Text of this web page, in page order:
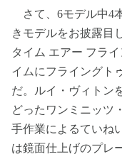
さて、6モデル中4
きモデルをお披露目
タイム エアー フラ
イムにフライングト
だ。ルイ・ヴィトン
どったワンミニッツ
手作業によるていね
は鏡面仕上げのプレ